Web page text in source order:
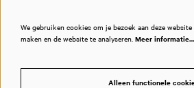
We gebruiken cookies om je bezoek aan deze
maken en de website te analyseren. Meer informatie…
Alleen functionele